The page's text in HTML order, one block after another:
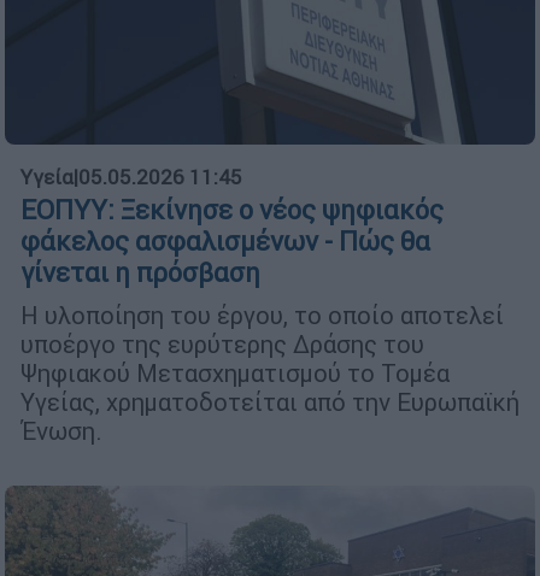
Υγεία|05.05.2026 11:45
ΕΟΠΥΥ: Ξεκίνησε ο νέος ψηφιακός
φάκελος ασφαλισμένων - Πώς θα
γίνεται η πρόσβαση
H υλοποίηση του έργου, το οποίο αποτελεί
υποέργο της ευρύτερης Δράσης του
Ψηφιακού Μετασχηματισμού το Τομέα
Υγείας, χρηματοδοτείται από την Ευρωπαϊκή
Ένωση.